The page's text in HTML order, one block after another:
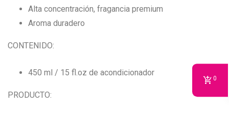
Alta concentración, fragancia premium
Aroma duradero
CONTENIDO:
450 ml / 15 fl.oz de acondicionador
PRODUCTO:
0